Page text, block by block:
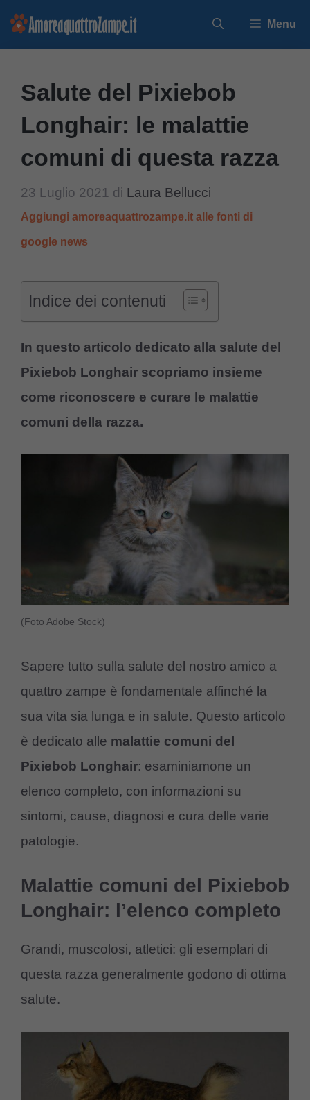
Vai
Menu
Salute del Pixiebob
Longhair: le malattie
comuni di questa razza
23 Luglio 2021 di Laura Bellucci
Aggiungi amoreaquattrozampe.it alle fonti di
google news
Indice dei contenuti
In questo articolo dedicato alla salute del
Pixiebob Longhair scopriamo insieme
come riconoscere e curare le malattie
comuni della razza.
(Foto Adobe Stock)
Sapere tutto sulla salute del nostro amico a
quattro zampe è fondamentale affinché la
sua vita sia lunga e in salute. Questo articolo
è dedicato alle malattie comuni del
Pixiebob Longhair: esaminiamone un
elenco completo, con informazioni su
sintomi, cause, diagnosi e cura delle varie
patologie.
Malattie comuni del Pixiebob
Longhair: l’elenco completo
Grandi, muscolosi, atletici: gli esemplari di
questa razza generalmente godono di ottima
salute.